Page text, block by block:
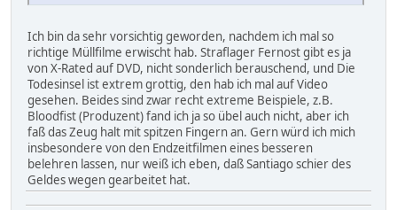
Ich bin da sehr vorsichtig geworden, nachdem ich mal so
richtige Müllfilme erwischt hab. Straflager Fernost gibt es ja
von X-Rated auf DVD, nicht sonderlich berauschend, und Die
Todesinsel ist extrem grottig, den hab ich mal auf Video
gesehen. Beides sind zwar recht extreme Beispiele, z.B.
Bloodfist (Produzent) fand ich ja so übel auch nicht, aber ich
faß das Zeug halt mit spitzen Fingern an. Gern würd ich mich
insbesondere von den Endzeitfilmen eines besseren
belehren lassen, nur weiß ich eben, daß Santiago schier des
Geldes wegen gearbeitet hat.